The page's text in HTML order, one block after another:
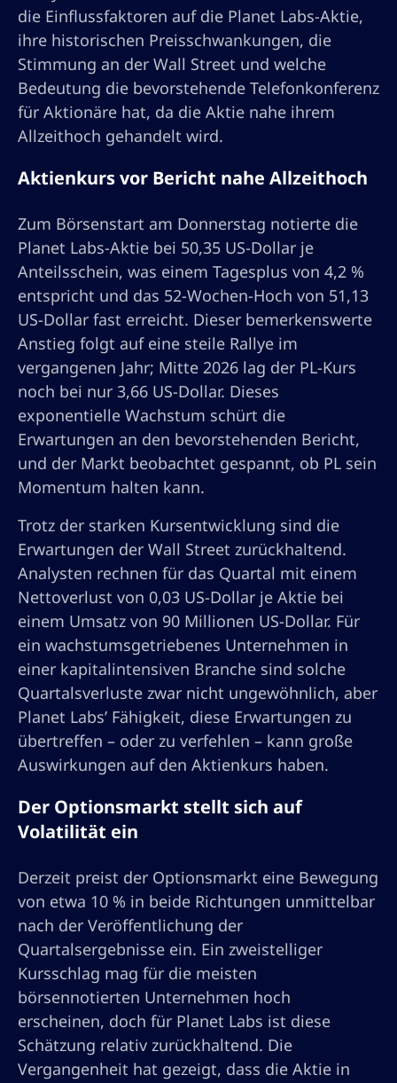
die Einflussfaktoren auf die Planet Labs-Aktie,
ihre historischen Preisschwankungen, die
Stimmung an der Wall Street und welche
Bedeutung die bevorstehende Telefonkonferenz
für Aktionäre hat, da die Aktie nahe ihrem
Allzeithoch gehandelt wird.
Aktienkurs vor Bericht nahe Allzeithoch
Zum Börsenstart am Donnerstag notierte die
Planet Labs-Aktie bei 50,35 US-Dollar je
Anteilsschein, was einem Tagesplus von 4,2 %
entspricht und das 52-Wochen-Hoch von 51,13
US-Dollar fast erreicht. Dieser bemerkenswerte
Anstieg folgt auf eine steile Rallye im
vergangenen Jahr; Mitte 2026 lag der PL-Kurs
noch bei nur 3,66 US-Dollar. Dieses
exponentielle Wachstum schürt die
Erwartungen an den bevorstehenden Bericht,
und der Markt beobachtet gespannt, ob PL sein
Momentum halten kann.
Trotz der starken Kursentwicklung sind die
Erwartungen der Wall Street zurückhaltend.
Analysten rechnen für das Quartal mit einem
Nettoverlust von 0,03 US-Dollar je Aktie bei
einem Umsatz von 90 Millionen US-Dollar. Für
ein wachstumsgetriebenes Unternehmen in
einer kapitalintensiven Branche sind solche
Quartalsverluste zwar nicht ungewöhnlich, aber
Planet Labs’ Fähigkeit, diese Erwartungen zu
übertreffen – oder zu verfehlen – kann große
Auswirkungen auf den Aktienkurs haben.
Der Optionsmarkt stellt sich auf
Volatilität ein
Derzeit preist der Optionsmarkt eine Bewegung
von etwa 10 % in beide Richtungen unmittelbar
nach der Veröffentlichung der
Quartalsergebnisse ein. Ein zweistelliger
Kursschlag mag für die meisten
börsennotierten Unternehmen hoch
erscheinen, doch für Planet Labs ist diese
Schätzung relativ zurückhaltend. Die
Vergangenheit hat gezeigt, dass die Aktie in